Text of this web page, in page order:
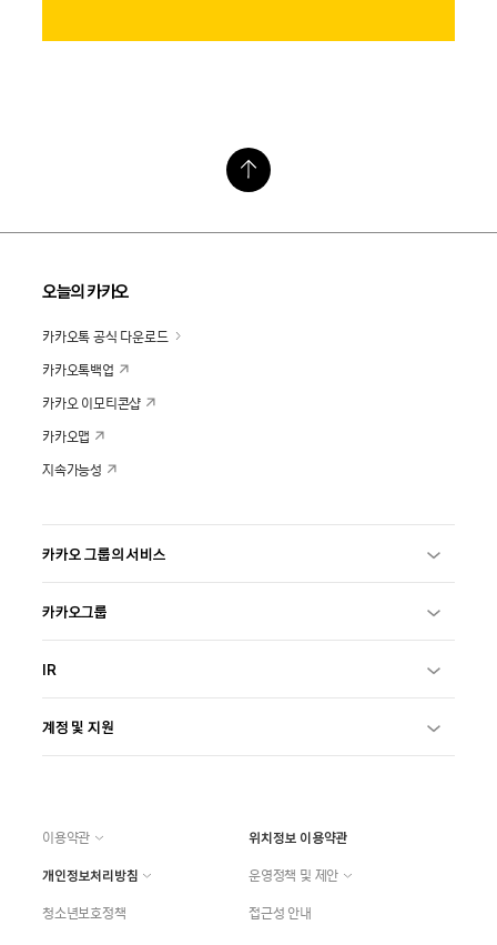
오늘의 카카오
카카오톡 공식 다운로드
카카오톡백업
카카오 이모티콘샵
카카오맵
지속가능성
카카오 그룹의 서비스
카카오그룹
IR
계정 및 지원
이용약관
위치정보 이용약관
개인정보처리방침
운영정책 및 제안
청소년보호정책
접근성 안내